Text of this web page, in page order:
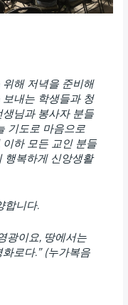
해 저녁을 준비해
내는 학생들과 청
님과 봉사자 분들
기도로 마음으로
하 모든 교인 분들
행복하게 신앙생활
합니다.
광이요, 땅에서는
로다.” (누가복음